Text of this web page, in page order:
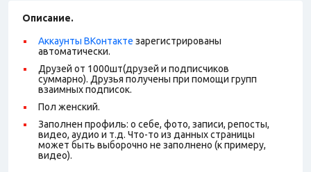
Описание.
Аккаунты ВКонтакте зарегистрированы
автоматически.
Друзей от 1000шт(друзей и подписчиков
суммарно). Друзья получены при помощи групп
взаимных подписок.
Пол женский.
Заполнен профиль: о себе, фото, записи, репосты,
видео, аудио и т.д. Что-то из данных страницы
может быть выборочно не заполнено (к примеру,
видео).